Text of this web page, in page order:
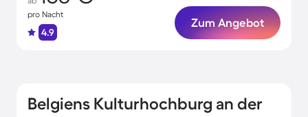
pro Nacht
4.9
Zum Angebot
Belgiens Kulturhochburg an der